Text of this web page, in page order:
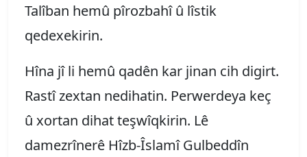
Talîban hemû pîrozbahî û lîstik
qedexekirin.
Hîna jî li hemû qadên kar jinan cih digirt.
Rastî zextan nedihatin. Perwerdeya keç
û xortan dihat teşwîqkirin. Lê
damezrînerê Hîzb-Îslamî Gulbeddîn